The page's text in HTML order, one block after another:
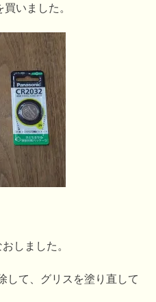
いました。
しました。
して、グリスを塗り直して